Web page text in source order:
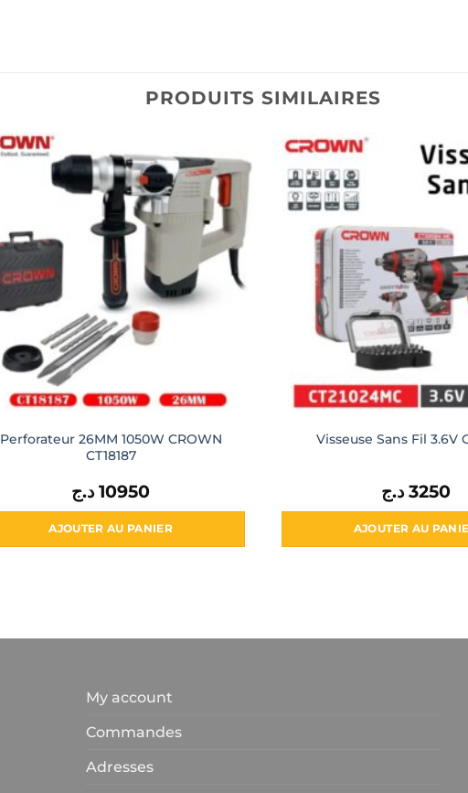
PRODUITS SIMILAIRES
Perforateur 26MM 1050W CROWN
CT18187
10950 د.ج
AJOUTER AU PANIER
Visseuse Sans Fil 3.6V
3250 د.ج
AJOUTER AU
My account
Commandes
Adresses